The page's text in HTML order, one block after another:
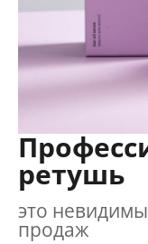
ретушь
это
продаж